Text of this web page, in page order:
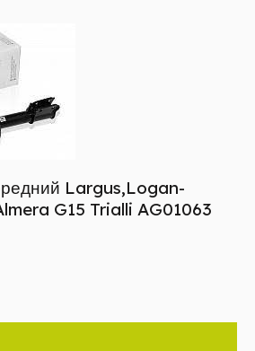
Largus,Logan-
G15 Trialli AG01063